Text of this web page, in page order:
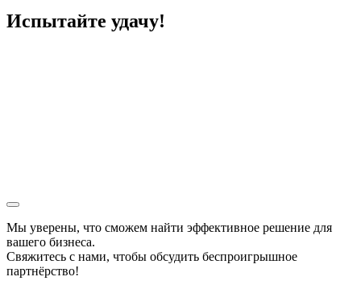
Испытайте удачу!
Мы уверены, что сможем найти эффективное решение для
вашего бизнеса.
Свяжитесь с нами, чтобы обсудить беспроигрышное
партнёрство!